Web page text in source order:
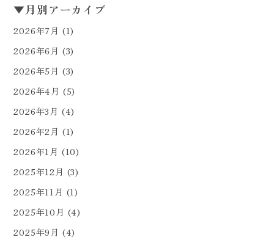
▼月別アーカイブ
2026年7月 (1)
2026年6月 (3)
2026年5月 (3)
2026年4月 (5)
2026年3月 (4)
2026年2月 (1)
2026年1月 (10)
2025年12月 (3)
2025年11月 (1)
2025年10月 (4)
2025年9月 (4)